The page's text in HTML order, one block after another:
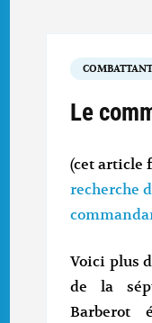
Le
(cet article
recherche
Voici plus
de la
Barberot